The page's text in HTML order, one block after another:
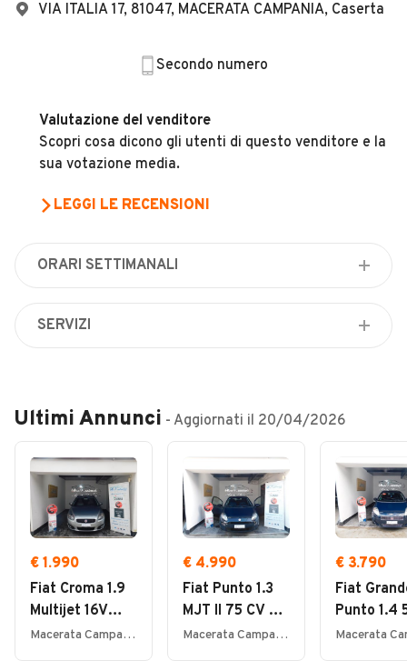
VIA ITALIA 17, 81047, MACERATA CAMPANIA, Caserta
Secondo numero
Valutazione del venditore
Scopri cosa dicono gli utenti di questo venditore e la
sua votazione media.
LEGGI LE RECENSIONI
ORARI SETTIMANALI
08:30 - 13:00 / 14:30 - 19:30
Martedì
08:30 - 13:00 / 14:30 - 19:30
Giovedì
08:30 - 13:00 / 14:30 - 19:30
Venerdì
08:30 - 13:00 / 14:30 - 19:30
08:30 - 13:00 / 14:00 - 16:30
Domenica
Chiuso
SERVIZI
Autolavaggio
Sanificazione interni
Consegna a domicilio
Rivendita Motorini/Scooter
Officina
Test Drive a domicilio
Ultimi Annunci - Aggiornati il 20/04/2026
€ 1.990
Fiat Croma 1.9
Multijet 16V
Emotion
Macerata Campania (CE)
€ 4.990
Fiat Punto 1.3
MJT II 75 CV 5
porte Lounge Macerata Campania (CE)
€ 3.790
Fiat
Punto 1.4
porte